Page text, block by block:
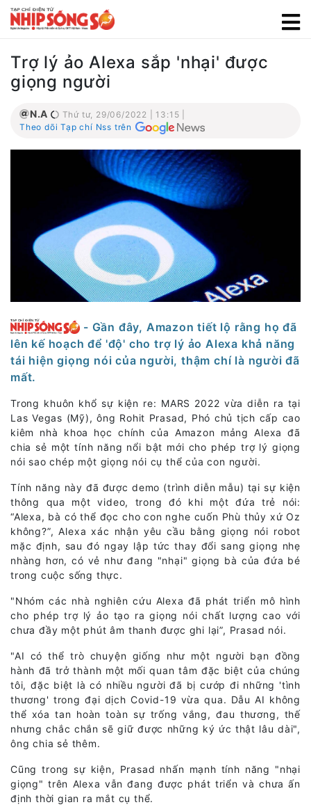
Trợ lý ảo Alexa sắp 'nhại' được
giọng người
N.A
Thứ tư, 29/06/2022 | 13:15 |
Theo dõi Tạp chí Nss trên
- Gần đây, Amazon tiết lộ rằng họ đã
lên kế hoạch để 'độ' cho trợ lý ảo Alexa khả năng
tái hiện giọng nói của người, thậm chí là người đã
mất.
Trong khuôn khổ sự kiện re: MARS 2022 vừa diễn ra tại
Las Vegas (Mỹ), ông Rohit Prasad, Phó chủ tịch cấp cao
kiêm nhà khoa học chính của Amazon mảng Alexa đã
chia sẻ một tính năng nổi bật mới cho phép trợ lý giọng
nói sao chép một giọng nói cụ thể của con người.
Tính năng này đã được demo (trình diễn mẫu) tại sự kiện
thông qua một video, trong đó khi một đứa trẻ nói:
“Alexa, bà có thể đọc cho con nghe cuốn Phù thủy xứ Oz
không?”, Alexa xác nhận yêu cầu bằng giọng nói robot
mặc định, sau đó ngay lập tức thay đổi sang giọng nhẹ
nhàng hơn, có vẻ như đang "nhại" giọng bà của đứa bé
trong cuộc sống thực.
"Nhóm các nhà nghiên cứu Alexa đã phát triển mô hình
cho phép trợ lý ảo tạo ra giọng nói chất lượng cao với
chưa đầy một phút âm thanh được ghi lại”, Prasad nói.
"AI có thể trò chuyện giống như một người bạn đồng
hành đã trở thành một mối quan tâm đặc biệt của chúng
tôi, đặc biệt là có nhiều người đã bị cướp đi những 'tình
thương' trong đại dịch Covid-19 vừa qua. Dẫu AI không
thể xóa tan hoàn toàn sự trống vắng, đau thương, thế
nhưng chắc chắn sẽ giữ được những ký ức thật lâu dài",
ông chia sẻ thêm.
Cũng trong sự kiện, Prasad nhấn mạnh tính năng "nhại
giọng" trên Alexa vẫn đang được phát triển và chưa ấn
định thời gian ra mắt cụ thể.